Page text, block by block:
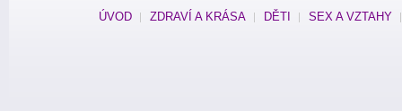
ÚVOD ZDRAVÍ A KRÁSA DĚTI SEX A VZTAHY